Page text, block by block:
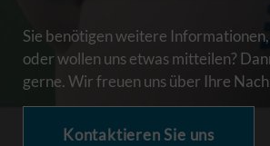
Sie benötigen weitere
oder wollen uns etwas mitteilen?
gerne. Wir freuen uns über Ihre
Kontaktieren Sie uns